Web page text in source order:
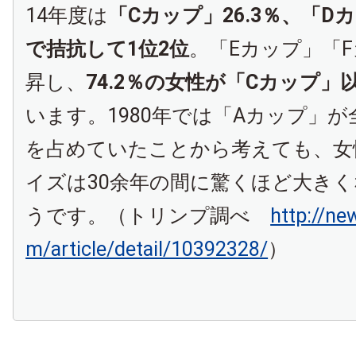
14年度は 「Cカップ」26.3％、「D
で拮抗して1位2位。「Eカップ」「
昇し、 74.2％の女性が「Cカップ」
います。1980年では「Aカップ」が
を占めていたことから考えても、
イズは30余年の間に驚くほど大き
うです。（トリンプ調べ
http://
m/article/detail/10392328/）